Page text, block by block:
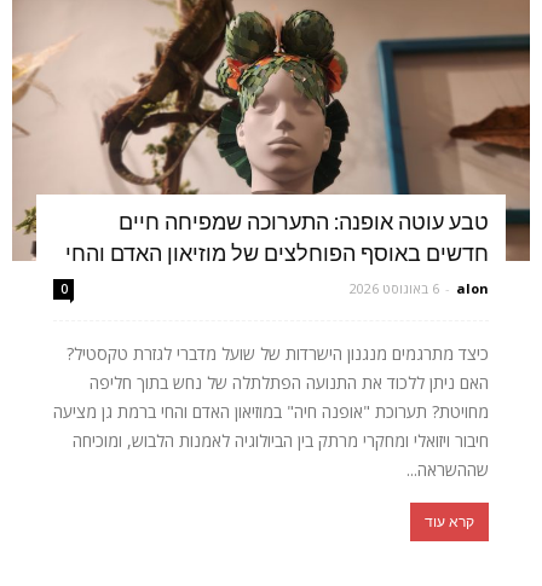
טבע עוטה אופנה: התערוכה שמפיחה חיים
חדשים באוסף הפוחלצים של מוזיאון האדם והחי
alon
- 6 באוגוסט 2026 0
כיצד מתרגמים מנגנון הישרדות של שועל מדברי לגזרת טקסטיל?
האם ניתן ללכוד את התנועה הפתלתלה של נחש בתוך חליפה
מחויטת? תערוכת "אופנה חיה" במוזיאון האדם והחי ברמת גן מציעה
חיבור ויזואלי ומחקרי מרתק בין הביולוגיה לאמנות הלבוש, ומוכיחה
שההשראה...
קרא עוד